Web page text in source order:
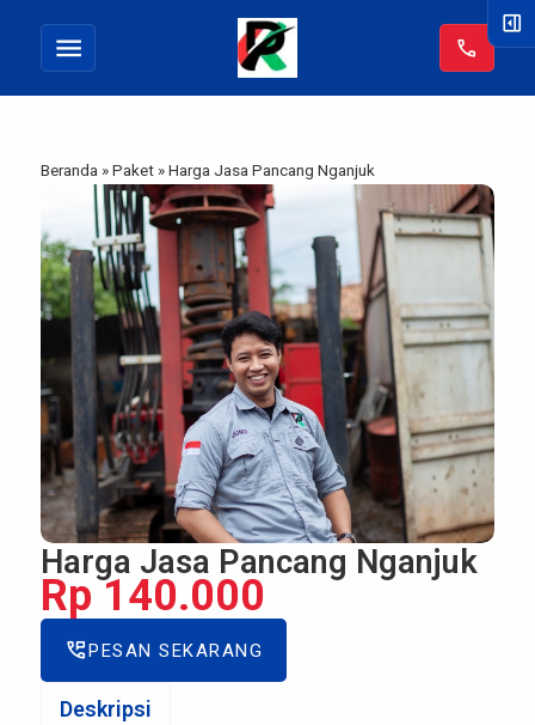
menu call
Beranda »Paket »Harga Jasa Pancang Nganjuk
Harga Jasa Pancang Nganjuk
Rp 140.000
perm_phone_msgPESAN SEKARANG
Deskripsi
right_panel_open